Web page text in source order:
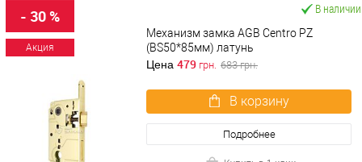
- 30 %
Акция
В наличии
Механизм замка AGB Centro PZ
(BS50*85мм) латунь
Цена 479 грн. 683грн.
В корзину
Подробнее